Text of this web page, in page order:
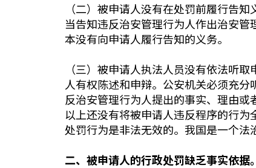
（二）被申请人没有在处罚前履行告
当告知违反治安管理行为人作出治安
本没有向申请人履行告知的义务。
（三）被申请人执法人员没有依法听
人有权陈述和申辩。公安机关必须充
反治安管理行为人提出的事实、理由
以上还没有将被申请人违反程序的行
处罚行为是非法无效的。我国是一个法
二、被申请人的行政处罚缺乏事实依据。